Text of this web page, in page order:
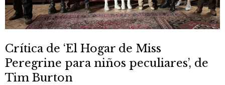
Crítica de ‘El Hogar de Miss
Peregrine para niños peculiares’, de
Tim Burton